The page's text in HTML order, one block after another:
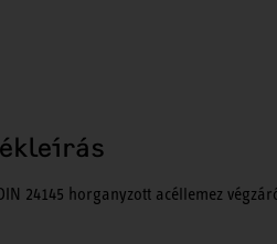
24145 horganyzott acéllemez